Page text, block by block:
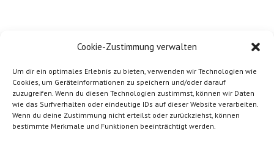
Cookie-Zustimmung verwalten
Um dir ein optimales Erlebnis zu bieten, verwenden wir Technologien wie
Cookies, um Geräteinformationen zu speichern und/oder darauf
zuzugreifen. Wenn du diesen Technologien zustimmst, können wir Daten
wie das Surfverhalten oder eindeutige IDs auf dieser Website verarbeiten.
Wenn du deine Zustimmung nicht erteilst oder zurückziehst, können
bestimmte Merkmale und Funktionen beeinträchtigt werden.